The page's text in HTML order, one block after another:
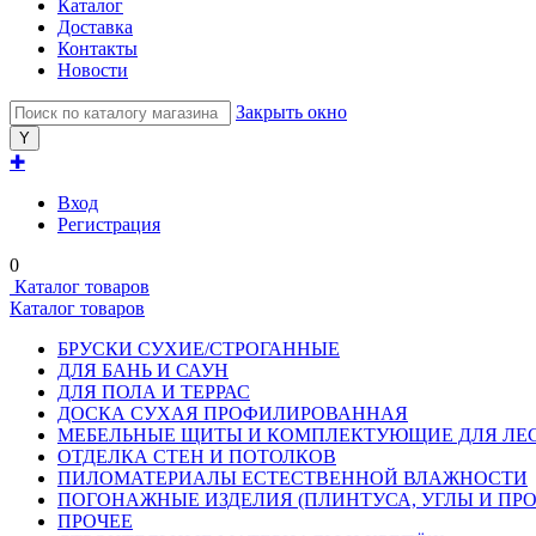
Каталог
Доставка
Контакты
Новости
Закрыть окно
✚
Вход
Регистрация
0
Каталог товаров
Каталог товаров
БРУСКИ СУХИЕ/СТРОГАННЫЕ
ДЛЯ БАНЬ И САУН
ДЛЯ ПОЛА И ТЕРРАС
ДОСКА СУХАЯ ПРОФИЛИРОВАННАЯ
МЕБЕЛЬНЫЕ ЩИТЫ И КОМПЛЕКТУЮЩИЕ ДЛЯ
ОТДЕЛКА СТЕН И ПОТОЛКОВ
ПИЛОМАТЕРИАЛЫ ЕСТЕСТВЕННОЙ ВЛАЖНОСТИ
ПОГОНАЖНЫЕ ИЗДЕЛИЯ (ПЛИНТУСА, УГЛЫ И
ПРОЧЕЕ